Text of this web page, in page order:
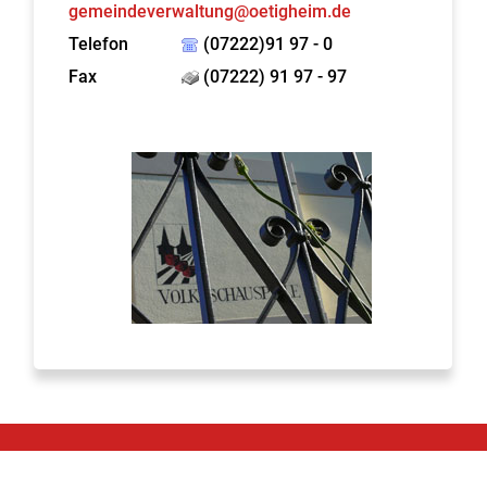
gemeindeverwaltung@oetigheim.de
Telefon
(07222)91 97 - 0
Fax
(07222) 91 97 - 97